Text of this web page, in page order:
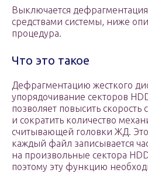
Выключается
средствами системы, ниже
процедура.
Что это такое
Дефрагментацию жесткого
упорядочивание секторов
позволяет повысить
и сократить количество
считывающей головки ЖД. Это
каждый файл записывается
на произвольные сектора
поэтому эту функцию